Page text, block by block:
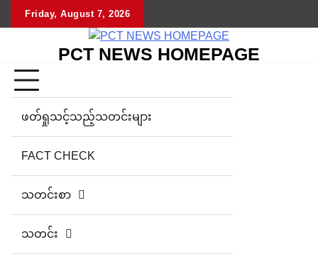
Friday, August 7, 2026
PCT NEWS HOMEPAGE
ဖတ်ရှုသင့်သည့်သတင်းများ
FACT CHECK
သတင်းစာ
သတင်း